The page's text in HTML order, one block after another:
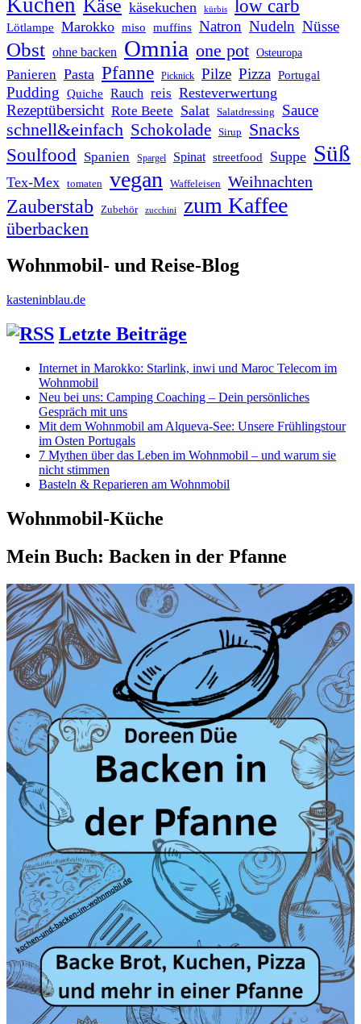
Käse käsekuchen kürbis low carb
Lötlampe Marokko miso muffins Natron Nudeln Nüsse
Obst ohne backen Omnia one pot Osteuropa
Panieren Pasta Pfanne Picknick Pilze Pizza Portugal
Pudding Quiche Rauch reis Resteverwertung
Rezeptübersicht Rote Beete Salat Salatdressing Sauce
schnell&einfach Schokolade Sirup Snacks
Soulfood Spanien Spargel Spinat streetfood Suppe Süß
Tex-Mex tomaten vegan Waffeleisen Weihnachten
Zauberstab Zubehör zucchini zum Kaffee
überbacken
Wohnmobil- und Reise-Blog
kasteninblau.de
Letzte Beiträge
Internet in Marokko: Starlink, inwi und Maroc Telecom im
Wohnmobil
Neu bei uns: Camping Coaching – Dein persönliches
Gespräch mit uns
Mit dem Wohnmobil am Alqueva-See: Unsere Frühlingstour
im Osten Portugals
7 Mythen über das Leben im Wohnmobil – und warum sie
nicht stimmen
Basteln & Reparieren am Wohnmobil
Wohnmobil-Küche
Mein Buch: Backen in der Pfanne